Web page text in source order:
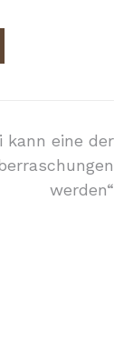
kann eine der
werden“